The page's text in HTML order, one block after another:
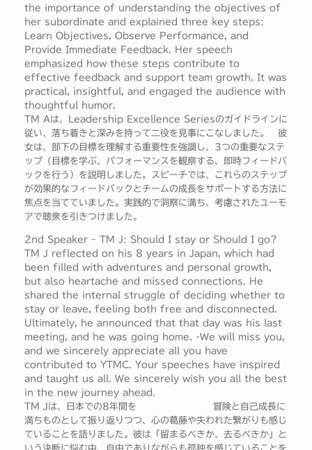
the importance of understanding the objectives of
her subordinate and explained three key steps:
Learn Objectives, Observe Performance, and
Provide Immediate Feedback. Her speech
emphasized how these steps contribute to
effective feedback and support team growth. It was
practical, insightful, and engaged the audience with
thoughtful humor.
TM Aは、Leadership Excellence Seriesのガイドラインに
従い、落ち着きと深みを持って二役を見事にこなしました。 彼
女は、部下の目標を理解する重要性を強調し、3つの重要なステ
ップ（目標を学ぶ、パフォーマンスを観察する、即時フィードバ
ックを行う）を説明しました。スピーチでは、これらのステップ
が効果的なフィードバックとチームの成長をサポートする方法に
焦点を当てていました。実践的で洞察に満ち、考慮されたユーモ
アで聴衆を引きつけました。
2nd Speaker – TM J: Should I stay or Should I go?
TM J reflected on his 8 years in Japan, which had
been filled with adventures and personal growth,
but also heartache and missed connections. He
shared the internal struggle of deciding whether to
stay or leave, feeling both free and disconnected.
Ultimately, he announced that that day was his last
meeting, and he was going home. -We will miss you,
and we sincerely appreciate all you have
contributed to YTMC. Your speeches have inspired
and taught us all. We sincerely wish you all the best
in the new journey ahead.
TM Jは、日本での8年間を 冒険と自己成長に
満ちものとして振り返りつつ、心の葛藤や失われた繋がりも感じ
ていることを語りました。彼は「留まるべきか、去るべきか」と